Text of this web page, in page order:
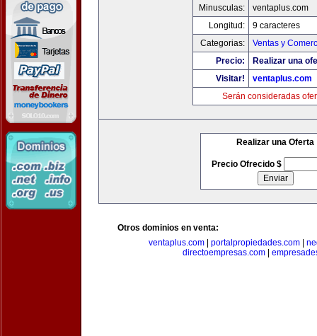
Minusculas:
ventaplus.com
Longitud:
9 caracteres
Categorias:
Ventas y
Precio:
Realizar una
Visitar!
ventaplus.com
Serán consideradas
Realizar una Oferta
Precio Ofrecido $
Otros dominios en venta:
ventaplus.com
portalpropiedades.com
directoempresas.com